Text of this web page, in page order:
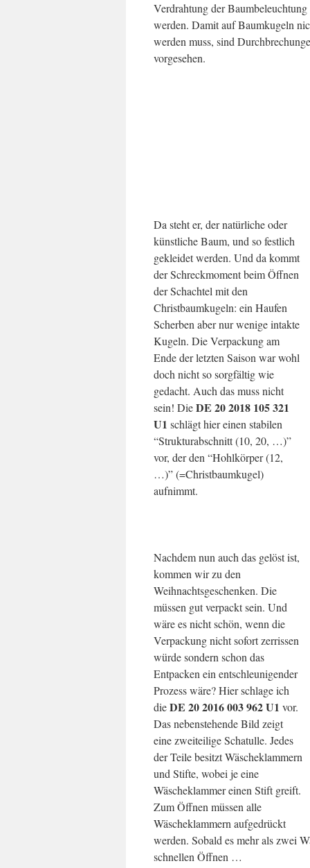
Verdrahtung der
werden. Damit auf Baumkugeln
werden muss, sind
vorgesehen.
Da steht er, der natürliche oder
künstliche Baum, und so festlich
gekleidet werden. Und da kommt
der Schreckmoment beim Öffnen
der Schachtel mit den
Christbaumkugeln: ein Haufen
Scherben aber nur wenige intakte
Kugeln. Die Verpackung am
Ende der letzten Saison war wohl
doch nicht so sorgfältig wie
gedacht. Auch das muss nicht
sein! DieDE 20 2018 105 321
U1 schlägt hier einen stabilen
“Strukturabschnitt (10, 20, …)”
vor, der den “Hohlkörper (12,
…)” (=Christbaumkugel)
aufnimmt.
Nachdem nun auch das gelöst ist,
kommen wir zu den
Weihnachtsgeschenken. Die
müssen gut verpackt sein. Und
wäre es nicht schön, wenn die
Verpackung nicht sofort zerrissen
würde sondern schon das
Entpacken ein entschleunigender
Prozess wäre? Hier schlage ich
dieDE 20 2016 003 962 U1 vor.
Das nebenstehende Bild zeigt
eine zweiteilige Schatulle. Jedes
der Teile besitzt Wäscheklammern
und Stifte, wobei je eine
Wäscheklammer einen Stift greift.
Zum Öffnen müssen alle
Wäscheklammern aufgedrückt
werden. Sobald es mehr als zwei
schnellen Öffnen …